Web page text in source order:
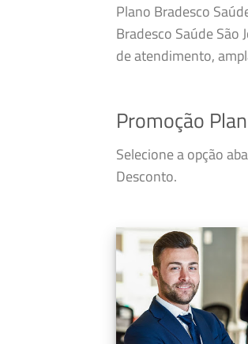
Plano Bradesco
Bradesco Saúde
de atendimento,
Promoção
Selecione a opção
Desconto.